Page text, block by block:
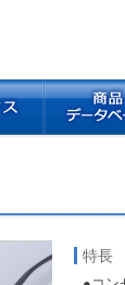
特長